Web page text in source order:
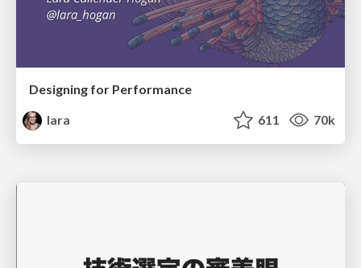
Designing for Performance
lara
611 70k